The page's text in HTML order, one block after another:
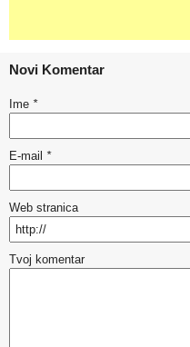
Novi Komentar
Ime *
E-mail *
Web stranica
Tvoj komentar